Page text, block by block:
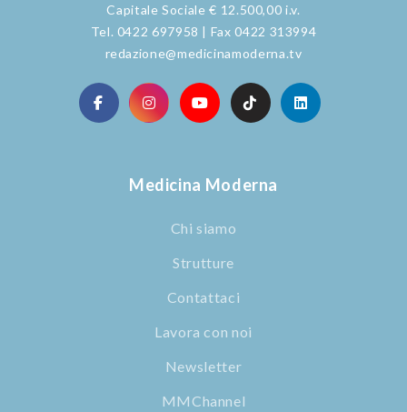
Capitale Sociale € 12.500,00 i.v.
Tel. 0422 697958 | Fax 0422 313994
redazione@medicinamoderna.tv
Medicina Moderna
Chi siamo
Strutture
Contattaci
Lavora con noi
Newsletter
MMChannel